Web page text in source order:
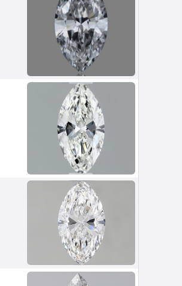
Van Amstel IJburg
excl. BTW